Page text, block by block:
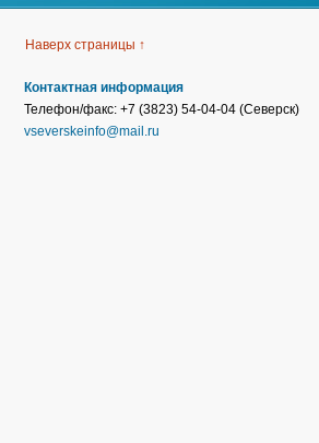
Наверх страницы ↑
Контактная информация
Телефон/факс: +7 (3823) 54-04-04 (Северск)
vseverskeinfo@mail.ru